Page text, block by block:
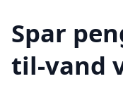
Spar
til-vand